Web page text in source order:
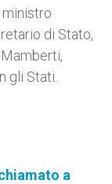
ministro
di Stato,
gli Stati.
a